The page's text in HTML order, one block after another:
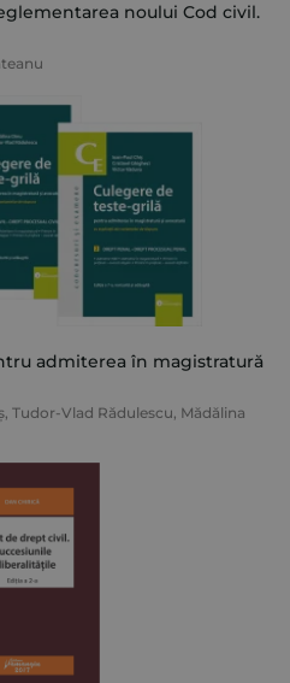
noului Cod civil.
admiterea în magistratură
, Tudor-Vlad Rădulescu, Mădălina